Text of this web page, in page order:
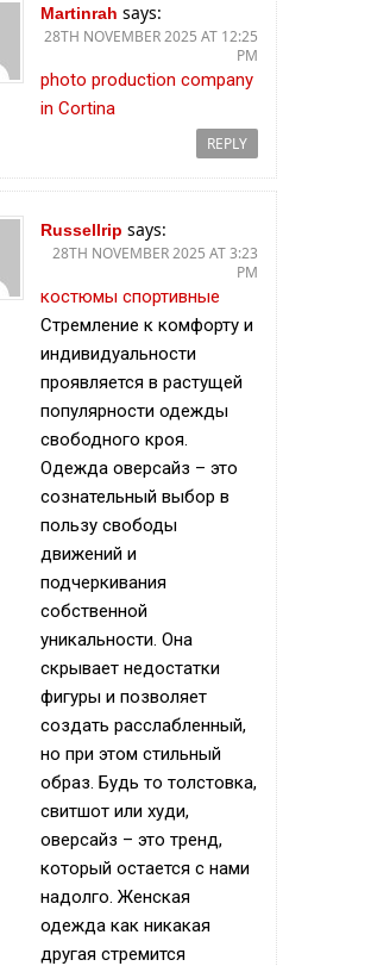
Martinrah says:
28TH NOVEMBER 2025 AT 12:25
PM
photo production company
in Cortina
REPLY
Russellrip says:
28TH NOVEMBER 2025 AT 3:23
PM
костюмы спортивные
Стремление к комфорту и
индивидуальности
проявляется в растущей
популярности одежды
свободного кроя.
Одежда оверсайз – это
сознательный выбор в
пользу свободы
движений и
подчеркивания
собственной
уникальности. Она
скрывает недостатки
фигуры и позволяет
создать расслабленный,
но при этом стильный
образ. Будь то толстовка,
свитшот или худи,
оверсайз – это тренд,
который остается с нами
надолго. Женская
одежда как никакая
другая стремится